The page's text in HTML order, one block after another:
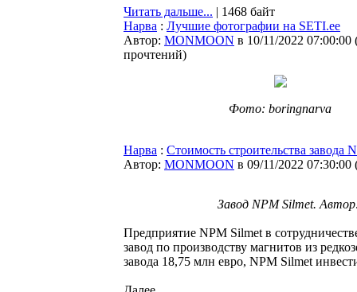
Читать дальше... | 1468 байт
Нарва : Лучшие фотографии на SETI.ee
Автор: MONMOON в 10/11/2022 07:00:00
прочтений)
Фото: boringnarva
Нарва : Стоимость строительства
Автор: MONMOON в 09/11/2022 07:30:00
Завод NPM Silmet.
Предприятие NPM Silmet в
завод по производству магнитов из
завода 18,75 млн евро, NPM Silmet